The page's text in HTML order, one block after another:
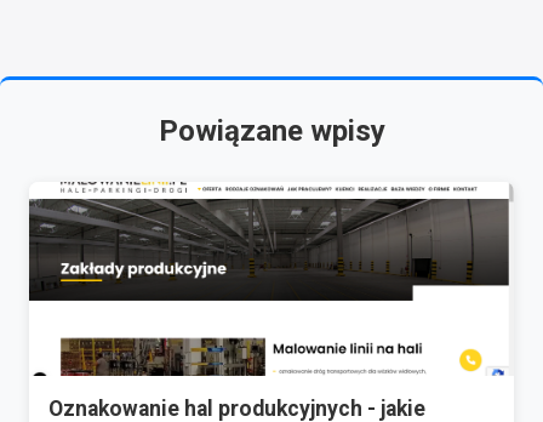
Powiązane wpisy
Oznakowanie hal produkcyjnych - jakie